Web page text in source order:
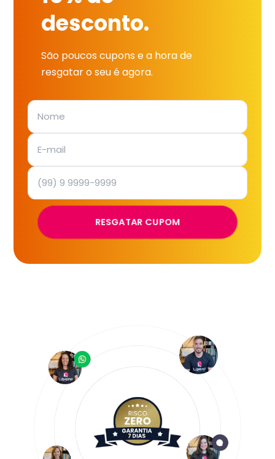
desconto.
São poucos cupons e a hora de
resgatar o seu é agora.
RESGATAR CUPOM